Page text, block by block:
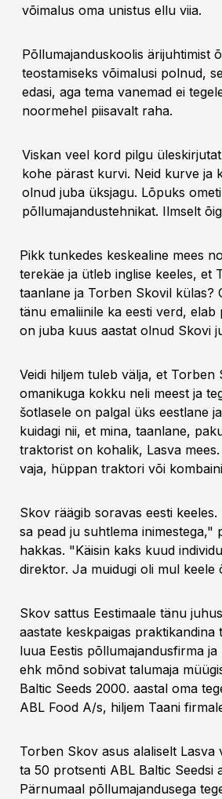
võimalus oma unistus ellu viia.
Põllumajanduskoolis ärijuhtimist
teostamiseks võimalusi polnud,
edasi, aga tema vanemad ei
noormehel piisavalt raha.
Viskan veel kord pilgu
kohe pärast kurvi. Neid kurve ja
olnud juba üksjagu. Lõpuks
põllumajandustehnikat. Ilmselt
Pikk tunkedes keskealine mees
terekäe ja ütleb inglise keeles, et
taanlane ja Torben Skovil külas?
tänu emaliinile ka eesti verd,
on juba kuus aastat olnud Skovi
Veidi hiljem tuleb välja, et
omanikuga kokku neli meest ja
šotlasele on palgal üks eestlane
kuidagi nii, et mina, taanlane,
traktorist on kohalik, Lasva
vaja, hüppan traktori või
Skov räägib soravas eesti
sa pead ju suhtlema
hakkas. "Käisin kaks kuud
direktor. Ja muidugi oli mul
Skov sattus Eestimaale tänu
aastate keskpaigas
luua Eestis põllumajandusfirma
ehk mõnd sobivat talumaja
Baltic Seeds 2000. aastal oma
ABL Food A/s, hiljem Taani
Torben Skov asus alaliselt Lasva
ta 50 protsenti ABL Baltic Seedsi
Pärnumaal põllumajandusega